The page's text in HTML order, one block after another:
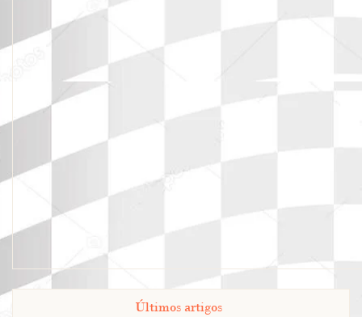
Últimos artigos